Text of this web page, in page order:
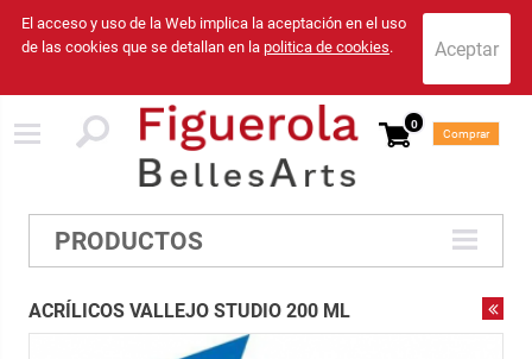
El acceso y uso de la Web implica la aceptación en el uso
de las cookies que se detallan en la politica de cookies.
0
Comprar
PRODUCTOS
ACRÍLICOS VALLEJO STUDIO 200 ML